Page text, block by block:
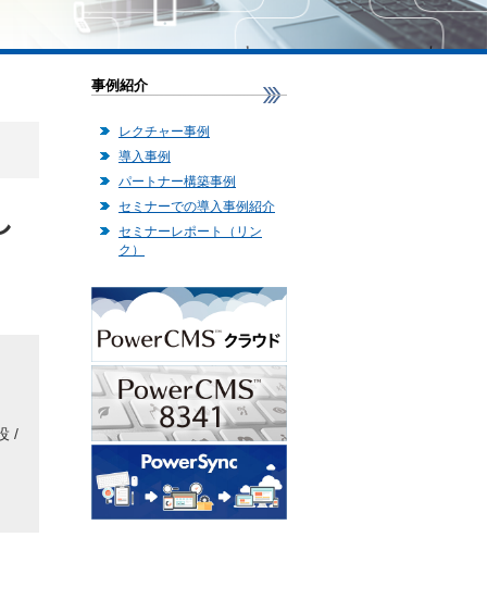
/
事例紹介
レクチャー事例
導入事例
パートナー構築事例
セミナーでの導入事例紹介
セミナーレポート（リン
ク）